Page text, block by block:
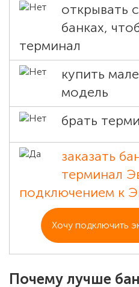
открывать
банках,
терминал
купить
модель
брать
заказать
терминал
подключением к
Хочу подключить
Почему лучше